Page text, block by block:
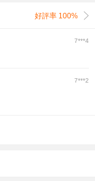
好評率 100%
7***4
7***2